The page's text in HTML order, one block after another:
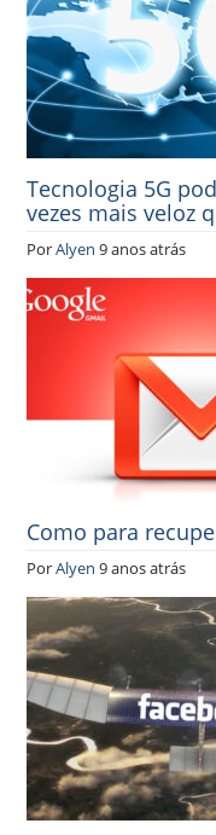
Tecnologia 5G
vezes mais veloz
PorAlyen 9 anos atrás
Como para
PorAlyen 9 anos atrás